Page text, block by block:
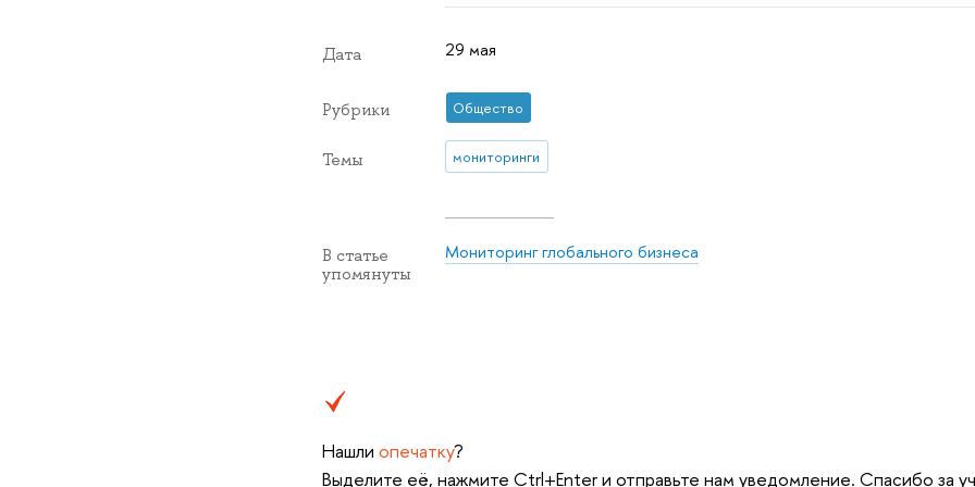
Дата 29 мая
Рубрики Общество
Темы мониторинги
В статье
упомянуты
Мониторинг глобального бизнеса
Нашли опечатку?
Выделите её, нажмите Ctrl+Enter и отправьте нам уведомление. Спасибо за